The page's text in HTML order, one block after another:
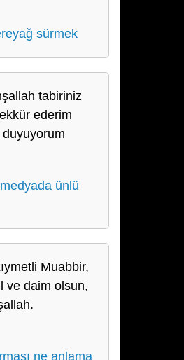
sürmek
tabiriniz
ederim
ünlü
Muabbir,
ve daim olsun,
ne anlama